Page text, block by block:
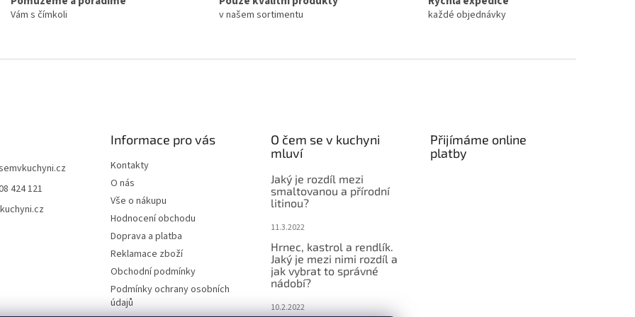
Vám s čímkoli v našem sortimentu každé objednávky
424 121
Informace pro vás
Kontakty
O nás
Vše o nákupu
Hodnocení obchodu
Doprava a platba
Reklamace zboží
Obchodní podmínky
Podmínky ochrany osobních
údajů
O čem se v kuchyni
mluví
Jaký je rozdíl mezi
smaltovanou a přírodní
litinou?
11.3.2022
Hrnec, kastrol a rendlík.
Jaký je mezi nimi rozdíl a
jak vybrat to správné
nádobí?
10.2.2022
Přijímáme online
platby